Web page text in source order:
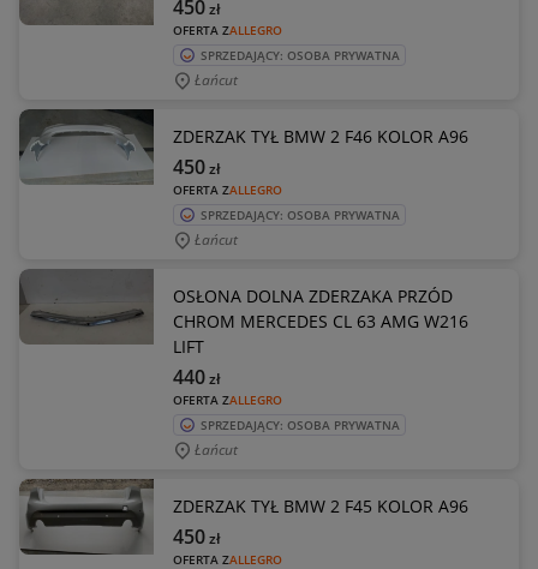
OFERTA ZALLEGRO
450zł
SPRZEDAJĄCY: OSOBA PRYWATNA
Łańcut
ZDERZAK TYŁ BMW 2 F46 KOLOR A96
OFERTA ZALLEGRO
450zł
SPRZEDAJĄCY: OSOBA PRYWATNA
Łańcut
OSŁONA DOLNA ZDERZAKA PRZÓD
CHROM MERCEDES CL 63 AMG W216
LIFT
OFERTA ZALLEGRO
440zł
SPRZEDAJĄCY: OSOBA PRYWATNA
Łańcut
ZDERZAK TYŁ BMW 2 F45 KOLOR A96
OFERTA ZALLEGRO
450zł